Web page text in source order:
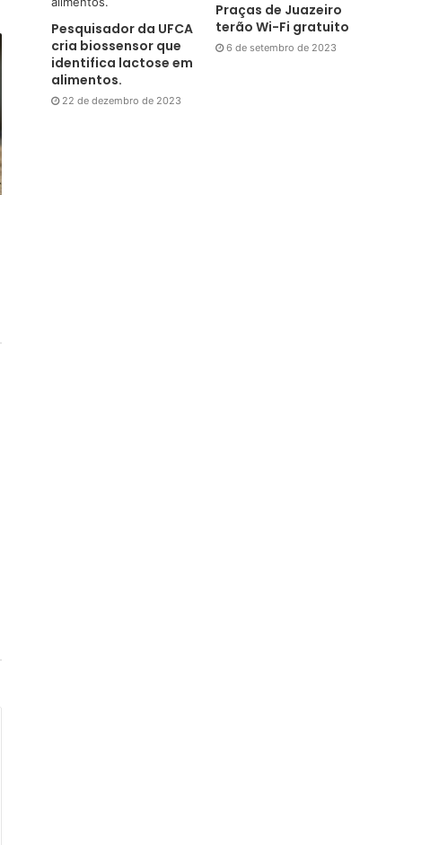
Pesquisador da UFCA
cria biossensor que
identifica lactose em
alimentos.
22 de dezembro de 2023
Praças de Juazeiro
terão Wi-Fi gratuito
6 de setembro de 2023